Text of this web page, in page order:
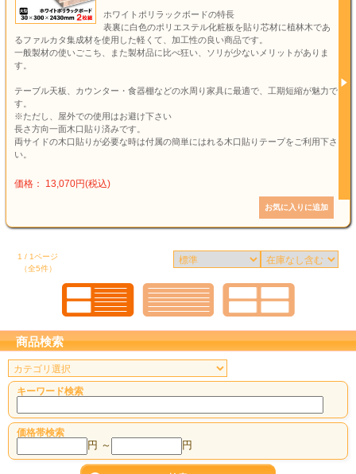
ホワイトポリラックボードの特長
表裏に白色のポリエステル化粧板を貼り芯材に植林木であ
るファルカタ集成材を使用した軽くて、加工性の良い商品です。
一般製材の使いごこち、また製材品に比べ狂い、ソリが少ないメリットがありま
す。
テーブル天板、カウンター・食器棚などの水周り家具に最適で、工期短縮が魅力で
す。
※ただし、屋外での使用はお避け下さい
長さ方向一面木口貼り済みです。
両サイドの木口貼りが必要な時は付属の簡単にはれる木口貼りテープをご利用下さ
い。
価格： 13,070円(税込)
1 / 1ページ
（全5件）
商品検索
キーワード検索
価格帯検索
円 ～ 円